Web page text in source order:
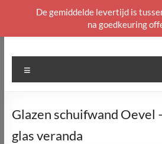
naar
Glazen schuifwand Oevel
glas veranda
De gemiddelde levertijd is
na goedkeuring